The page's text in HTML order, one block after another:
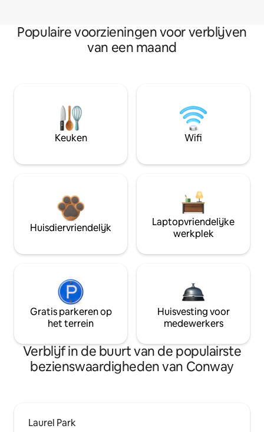
Populaire voorzieningen voor verblijven
van een maand
Keuken Wifi
Huisdiervriendelijk
Laptopvriendelijke
werkplek
Gratis parkeren op
het terrein
Huisvesting voor
medewerkers
Verblijf in de buurt van de populairste
bezienswaardigheden van Conway
Laurel Park